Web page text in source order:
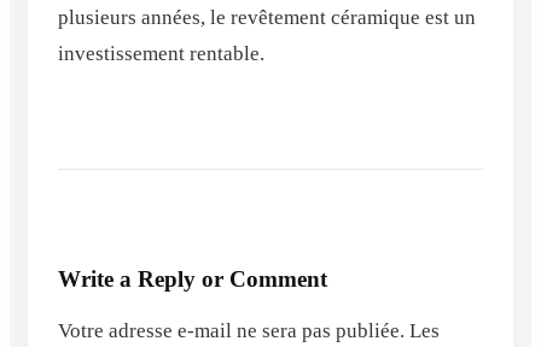
plusieurs années, le revêtement céramique est un
investissement rentable.
Write a Reply or Comment
Votre adresse e-mail ne sera pas publiée. Les